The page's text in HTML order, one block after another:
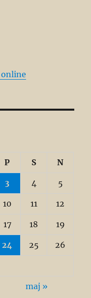
online
P S N
3 4 5
10 11 12
17 18 19
24 25 26
maj »